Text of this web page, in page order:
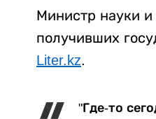
Министр науки и
получивших
Liter.kz.
"Где-то